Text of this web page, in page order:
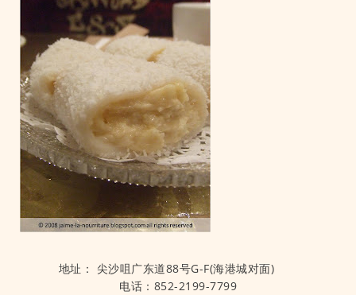
地址： 尖沙咀广东道88号G-F(海港城对面)
电话：852-2199-7799